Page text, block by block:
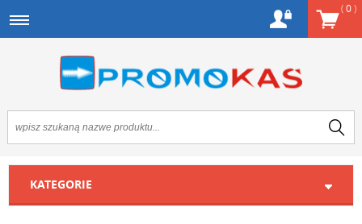
(0)
KATEGORIE